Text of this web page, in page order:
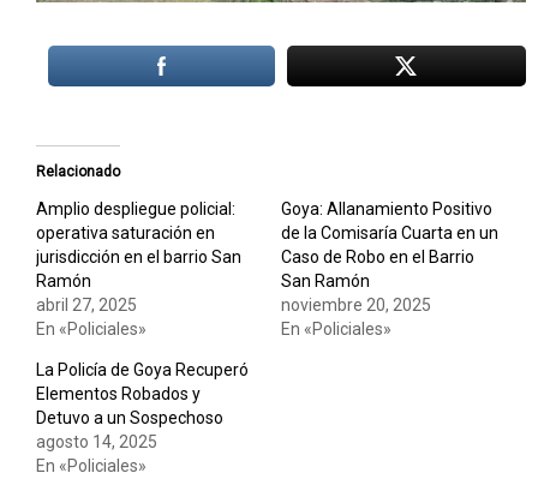
Relacionado
Amplio despliegue policial:
operativa saturación en
jurisdicción en el barrio San
Ramón
abril 27, 2025
En «Policiales»
Goya: Allanamiento Positivo
de la Comisaría Cuarta en un
Caso de Robo en el Barrio
San Ramón
noviembre 20, 2025
En «Policiales»
La Policía de Goya Recuperó
Elementos Robados y
Detuvo a un Sospechoso
agosto 14, 2025
En «Policiales»